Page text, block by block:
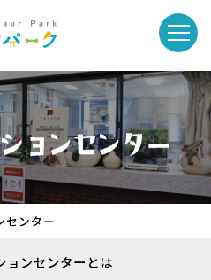
toggle
ト
センター
ョンセンターとは